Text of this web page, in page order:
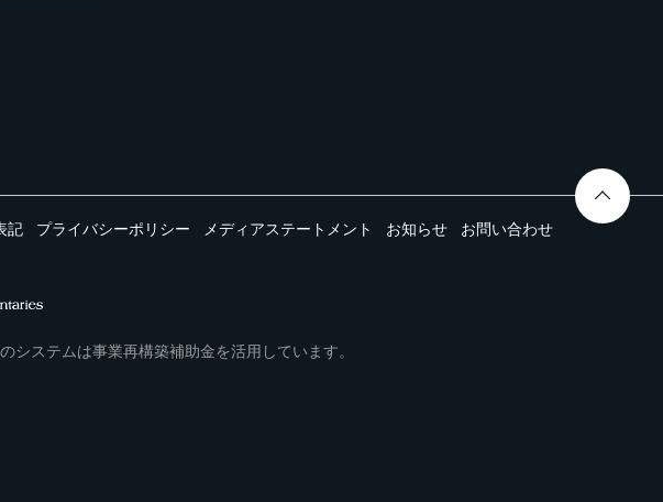
記 プライバシーポリシー メディアステートメント お知らせ お問い合わせ
ステムは事業再構築補助金を活用しています。